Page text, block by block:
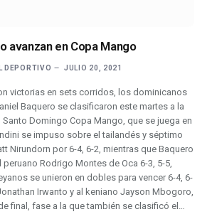
avanzan en Copa Mango
DEPORTIVO JULIO 20, 2021
victorias en sets corridos, los dominicanos
Baquero se clasificaron este martes a la
Domingo Copa Mango, que se juega en
se impuso sobre el tailandés y séptimo
Nirundorn por 6-4, 6-2, mientras que Baquero
Rodrigo Montes de Oca 6-3, 5-5,
se unieron en dobles para vencer 6-4, 6-
Irwanto y al keniano Jayson Mbogoro,
final, fase a la que también se clasificó el…